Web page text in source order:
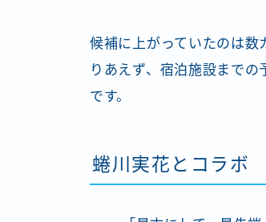
候補に上がっていたのは数
りあえず、宿泊施設まで
です。
蜷川実花とコラボ